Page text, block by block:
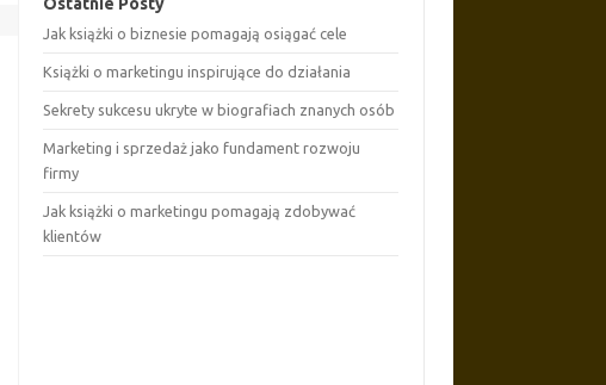
Jak książki o biznesie pomagają osiągać cele
Książki o marketingu inspirujące do działania
Sekrety sukcesu ukryte w biografiach znanych osób
Marketing i sprzedaż jako fundament rozwoju
firmy
Jak książki o marketingu pomagają zdobywać
klientów